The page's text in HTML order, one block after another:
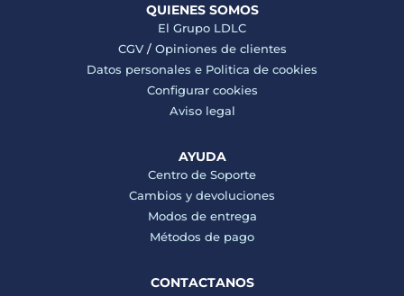
QUIENES SOMOS
El Grupo LDLC
CGV/ Opiniones de clientes
Datos personales e Politica de cookies
Configurar cookies
Aviso legal
AYUDA
Centro de Soporte
Cambios y devoluciones
Modos de entrega
Métodos de pago
CONTACTANOS